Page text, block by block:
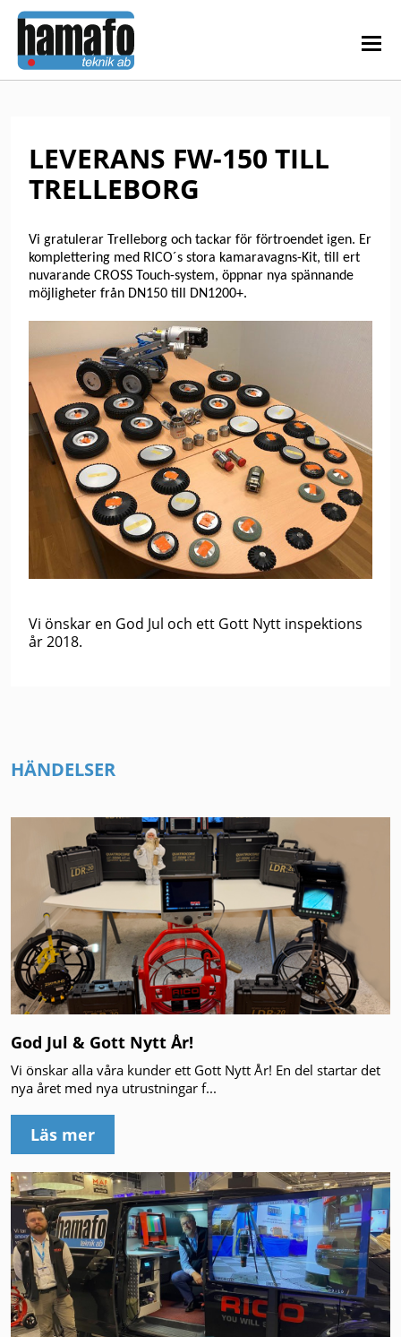
LEVERANS FW-150 TILL
TRELLEBORG
Vi gratulerar Trelleborg och tackar för förtroendet igen. Er
komplettering med RICO´s stora kamaravagns-Kit, till ert
nuvarande CROSS Touch-system, öppnar nya spännande
möjligheter från DN150 till DN1200+.
Vi önskar en God Jul och ett Gott Nytt inspektions
år 2018.
HÄNDELSER
God Jul & Gott Nytt År!
Vi önskar alla våra kunder ett Gott Nytt År! En del startar det
nya året med nya utrustningar f...
Läs mer